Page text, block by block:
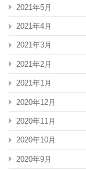
2021年5月
2021年4月
2021年3月
2021年2月
2021年1月
2020年12月
2020年11月
2020年10月
2020年9月